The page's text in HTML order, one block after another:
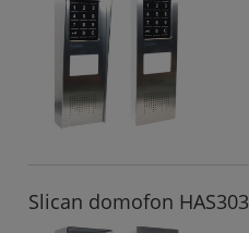
Slican domofon